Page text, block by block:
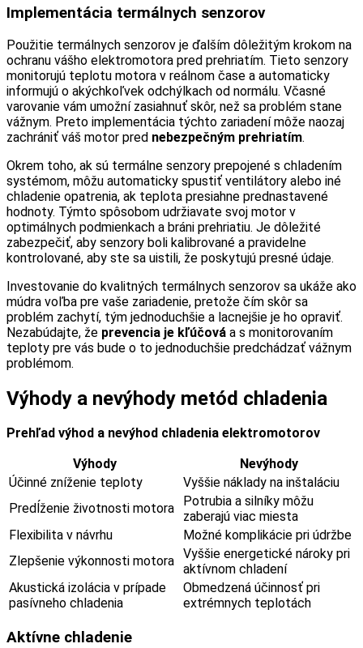
Implementácia termálnych senzorov
Použitie termálnych senzorov je ďalším dôležitým krokom na
ochranu vášho elektromotora pred prehriatím. Tieto senzory
monitorujú teplotu motora v reálnom čase a automaticky
informujú o akýchkoľvek odchýlkach od normálu. Včasné
varovanie vám umožní zasiahnuť skôr, než sa problém stane
vážnym. Preto implementácia týchto zariadení môže naozaj
zachrániť váš motor pred nebezpečným prehriatím.
Okrem toho, ak sú termálne senzory prepojené s chladením
systémom, môžu automaticky spustiť ventilátory alebo iné
chladenie opatrenia, ak teplota presiahne prednastavené
hodnoty. Týmto spôsobom udržiavate svoj motor v
optimálnych podmienkach a bráni prehriatiu. Je dôležité
zabezpečiť, aby senzory boli kalibrované a pravidelne
kontrolované, aby ste sa uistili, že poskytujú presné údaje.
Investovanie do kvalitných termálnych senzorov sa ukáže ako
múdra voľba pre vaše zariadenie, pretože čím skôr sa
problém zachytí, tým jednoduchšie a lacnejšie je ho opraviť.
Nezabúdajte, že prevencia je kľúčová a s monitorovaním
teploty pre vás bude o to jednoduchšie predchádzať vážnym
problémom.
Výhody a nevýhody metód chladenia
Prehľad výhod a nevýhod chladenia elektromotorov
Výhody
Nevýhody
Účinné zníženie teploty
Vyššie náklady na inštaláciu
Predĺženie životnosti motora
Potrubia a silníky môžu
zaberajú viac miesta
Flexibilita v návrhu
Možné komplikácie pri údržbe
Zlepšenie výkonnosti motora Vyššie energetické nároky pri
aktívnom chladení
Akustická izolácia v prípade
pasívneho chladenia
Obmedzená účinnosť pri
extrémnych teplotách
Aktívne chladenie